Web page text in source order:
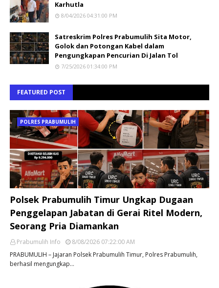
Karhutla
8/04/2026 04:31:00 PM
Satreskrim Polres Prabumulih Sita Motor,
Golok dan Potongan Kabel dalam
Pengungkapan Pencurian Di Jalan Tol
7/25/2026 01:34:00 PM
FEATURED POST
POLRES PRABUMULIH
Polsek Prabumulih Timur Ungkap Dugaan
Penggelapan Jabatan di Gerai Ritel Modern,
Seorang Pria Diamankan
Prabumulih Info
8/08/2026 07:22:00 AM
PRABUMULIH – Jajaran Polsek Prabumulih Timur, Polres Prabumulih,
berhasil mengungkap…